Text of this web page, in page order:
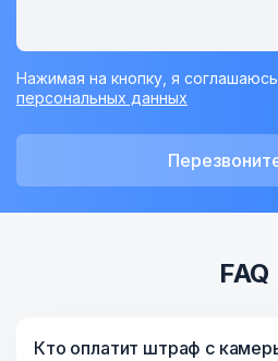
Нажимая на кнопку, я
персональных данных
FAQ
Кто оплатит штраф с